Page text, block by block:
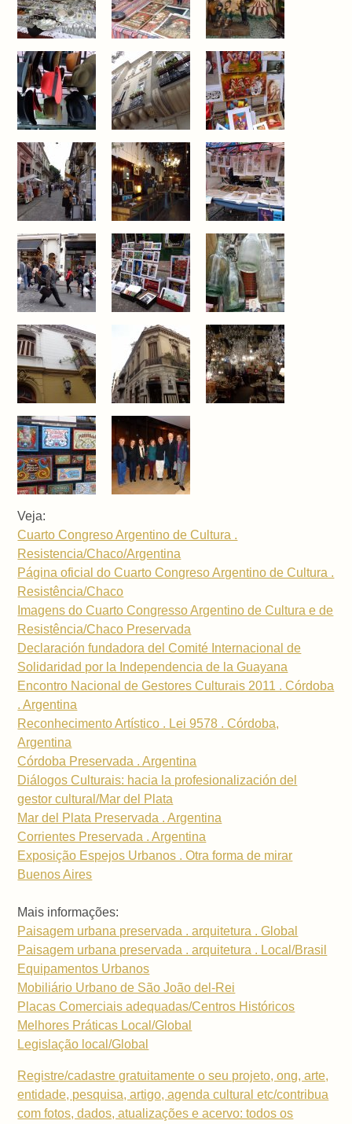
Veja:
Cuarto Congreso Argentino de Cultura .
Resistencia/Chaco/Argentina
Página oficial do Cuarto Congreso Argentino de Cultura .
Resistência/Chaco
Imagens do Cuarto Congresso Argentino de Cultura e de
Resistência/Chaco Preservada
Declaración fundadora del Comité Internacional de
Solidaridad por la Independencia de la Guayana
Encontro Nacional de Gestores Culturais 2011 . Córdoba
. Argentina
Reconhecimento Artístico . Lei 9578 . Córdoba,
Argentina
Córdoba Preservada . Argentina
Diálogos Culturais: hacia la profesionalización del
gestor cultural/Mar del Plata
Mar del Plata Preservada . Argentina
Corrientes Preservada . Argentina
Exposição Espejos Urbanos . Otra forma de mirar
Buenos Aires
Mais informações:
Paisagem urbana preservada . arquitetura . Global
Paisagem urbana preservada . arquitetura . Local/Brasil
Equipamentos Urbanos
Mobiliário Urbano de São João del-Rei
Placas Comerciais adequadas/Centros Históricos
Melhores Práticas Local/Global
Legislação local/Global
Registre/cadastre gratuitamente o seu projeto, ong, arte,
entidade, pesquisa, artigo, agenda cultural etc/contribua
com fotos, dados, atualizações e acervo: todos os